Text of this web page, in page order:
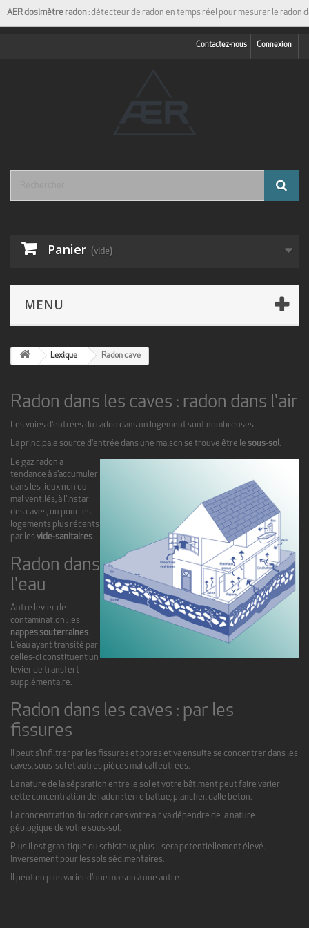
AER dosimètre radon: détecteur de radon en temps réel pour mesurer le radon
Connexion
Contactez-nous
Panier (vide)
MENU
Lexique Radon cave
Radon dans les caves : radon dans l'air
Les voies d'entrées du radon dans un logement sont nombreuses.
La principale source d'entrée dans une maison se trouve être le sous-sol.
Le gaz radon a
tendance à s'accumuler
dans les lieux non ou
mal ventilés, à l'instar
des caves, ou pour les
logements plus récents
par les vide-sanitaires.
Radon dans
l'eau
Autre levier de
contamination : les
nappes souterraines.
L'eau ayant transité par
celles-ci constituent un
levier de transfert
supplémentaire.
Radon dans les caves : par les
fissures
Il peut s'infiltrer par les fissures et pores et va ensuite se concentrer dans les
caves, sous-sol et autres pièces mal calfeutrées.
La nature de la séparation entre le sol et votre bâtiment peut faire varier
cette concentration de radon : terre battue, plancher, dalle béton.
La concentration du radon dans votre air va dépendre de la nature
géologique de votre sous-sol.
Plus il est granitique ou schisteux, plus il sera potentiellement élevé.
Inversement pour les sols sédimentaires.
Il peut en plus varier d'une maison à une autre.